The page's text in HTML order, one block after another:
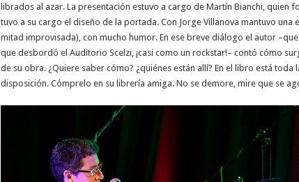
librados al azar. La presentación estuvo a cargo de Martín Bianchi, quien
tuvo a su cargo el diseño de la portada. Con Jorge Villanova mantuvo una
mitad improvisada), con mucho humor. En ese breve diálogo el autor
que desbordó el Auditorio Scelzi, ¡casi como un rockstar!– contó cómo
de su obra. ¿Quiere saber cómo? ¿quiénes están allí? En el libro está toda
disposición. Cómprelo en su librería amiga. No se demore, mire que se